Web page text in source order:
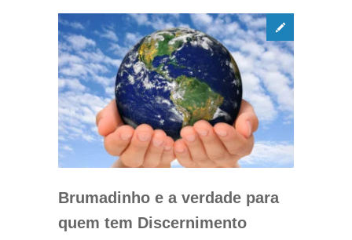
Brumadinho e a verdade para
quem tem Discernimento